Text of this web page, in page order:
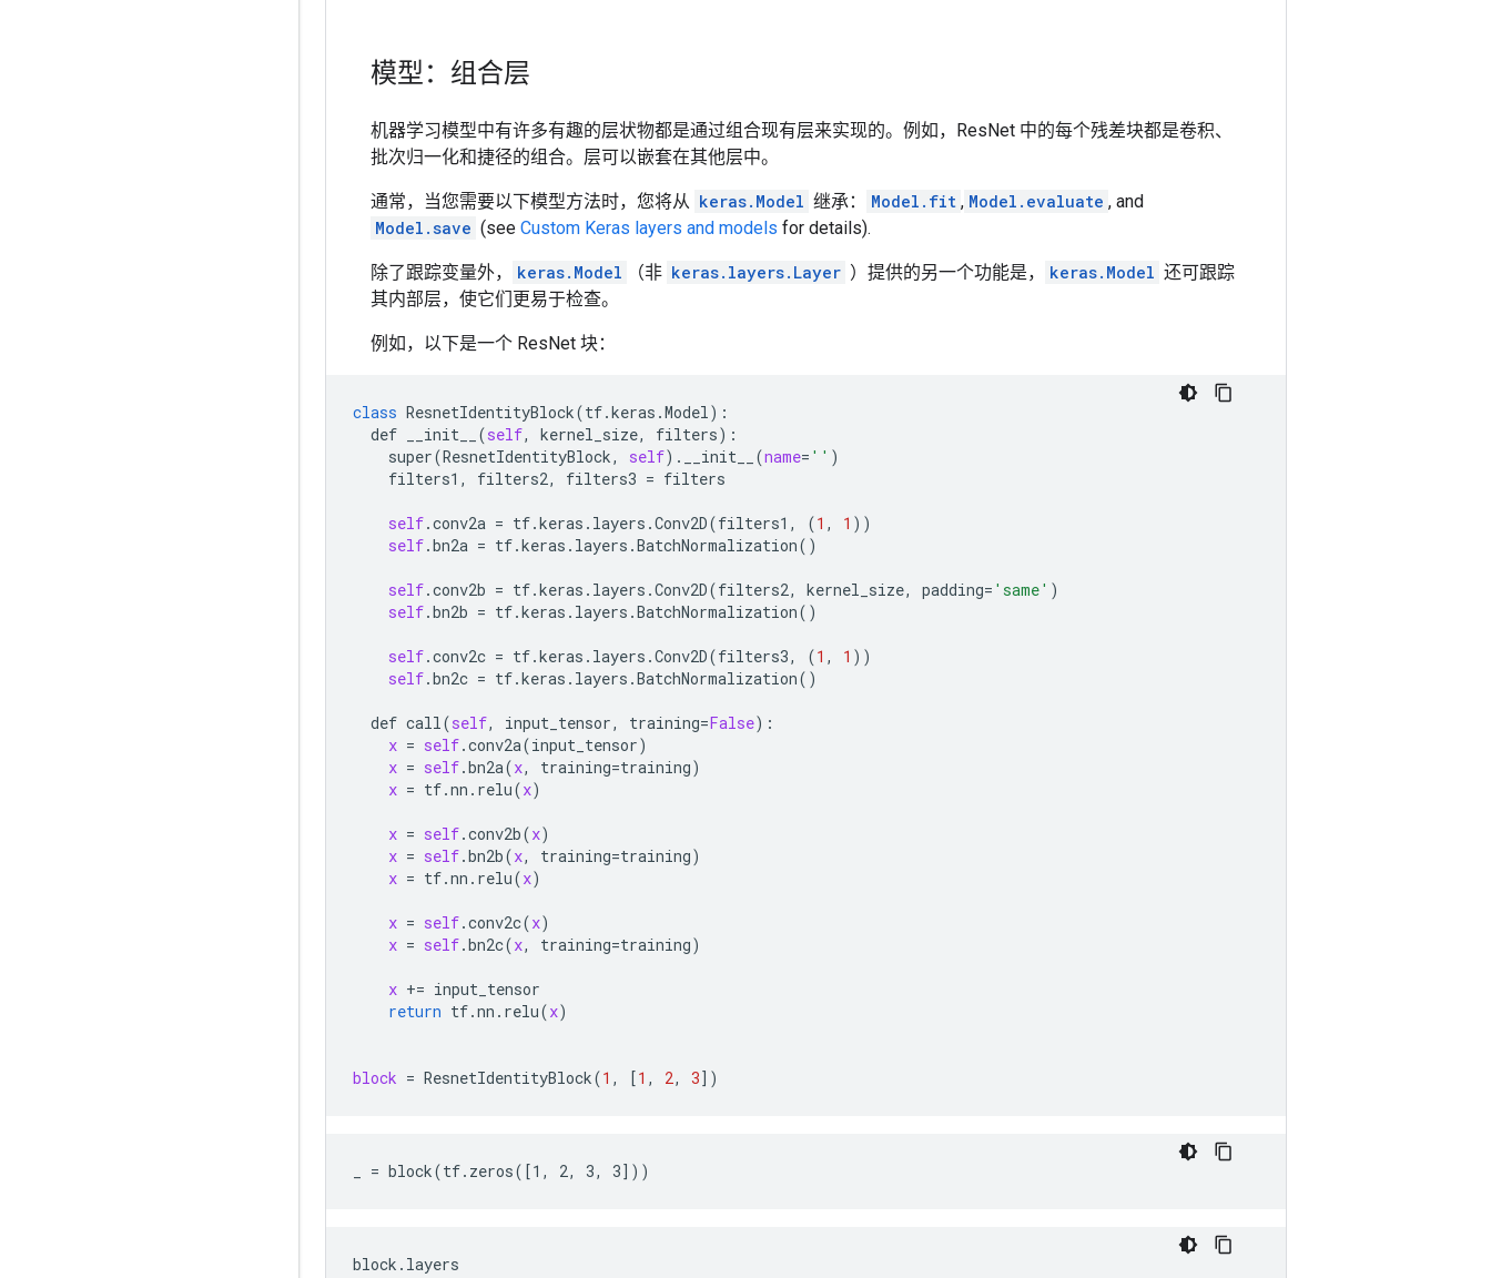
模型：组合层
机器学习模型中有许多有趣的层状物都是通过组合现有层来实现的。例如，ResNet 中的每个残差块都是卷积、
批次归一化和捷径的组合。层可以嵌套在其他层中。
通常，当您需要以下模型方法时，您将从 keras.Model 继承： Model.fit , Model.evaluate , and
Model.save (see Custom Keras layers and models for details).
除了跟踪变量外， keras.Model （非 keras.layers.Layer ）提供的另一个功能是， keras.Model 还可跟踪
其内部层，使它们更易于检查。
例如，以下是一个 ResNet 块：
class ResnetIdentityBlock(tf.keras .Model):
def
__init__ (self, kernel_size, filters):
super(ResnetIdentityBlock, self). __init__ (name= '' )
filters1 , filters2, filters3 = filters
self.conv2a = tf.keras . layers .Conv2D(filters1 , (1 , 1 ))
self.bn2a = tf.keras . layers .BatchNormalization()
self.conv2b = tf.keras . layers .Conv2D(filters2, kernel_size, padding= 'same' )
self.bn2b = tf.keras . layers .BatchNormalization()
self.conv2c = tf.keras . layers .Conv2D(filters3, (1 , 1 ))
self.bn2c = tf.keras . layers .BatchNormalization()
def call(self, input_tensor, training=False):
x = self.conv2a(input_tensor)
x = self.bn2a(x, training=training)
x = tf.nn . relu(x)
x = self.conv2b(x)
x = self.bn2b(x, training=training)
x = tf.nn . relu(x)
x = self.conv2c(x)
x = self.bn2c(x, training=training)
x += input_tensor
return tf.nn . relu(x)
block = ResnetIdentityBlock(1 , [1 , 2, 3